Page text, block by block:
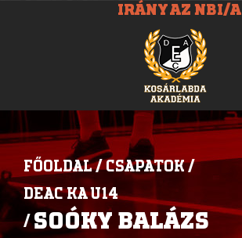
IRÁNY AZ NBI/A
FŐOLDAL / CSAPATOK /
DEAC KA U14
/ SOÓKY BALÁZS